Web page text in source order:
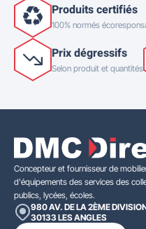
Produits certifiés
100% normés
Prix dégressifs
Selon produit et quantités
Concepteur et fournisseur de
d'équipements des services des
publics, lycées, écoles.
980 AV. DE LA 2ÈME
30133 LES ANGLES